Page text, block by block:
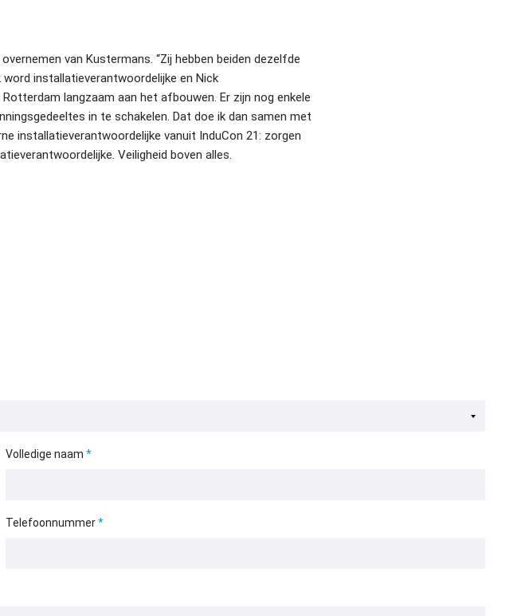
van Kustermans. “Zij hebben beiden dezelfde
word installatieverantwoordelijke en Nick
langzaam aan het afbouwen. Er zijn nog enkele
in te schakelen. Dat doe ik dan samen met
installatieverantwoordelijke vanuit InduCon 21: zorgen
Veiligheid boven alles.
Volledige naam
Telefoonnummer